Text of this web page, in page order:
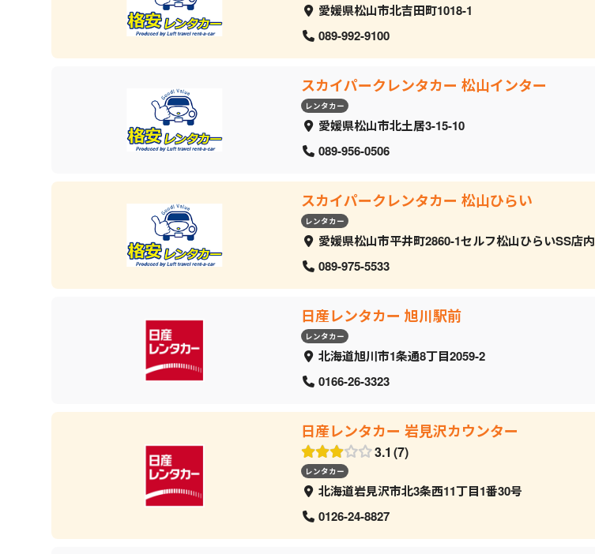
愛媛県松山市北吉田町1018-1
089-992-9100
スカイパークレンタカー 松山インター
レンタカー
愛媛県松山市北土居3-15-10
089-956-0506
スカイパークレンタカー 松山ひらい
レンタカー
愛媛県松山市平井町2860-1セルフ松山ひらいSS店内
089-975-5533
日産レンタカー 旭川駅前
レンタカー
北海道旭川市1条通8丁目2059‐2
0166-26-3323
日産レンタカー 岩見沢カウンター
3.1 7
レンタカー
北海道岩見沢市北3条西11丁目1番30号
0126-24-8827